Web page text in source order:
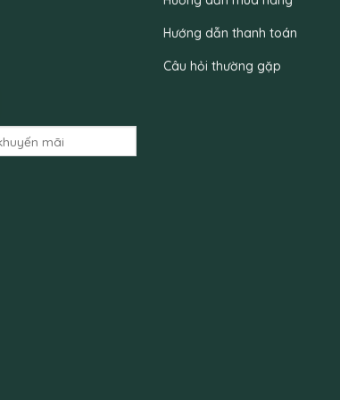
Hướng dẫn thanh toán
Câu hỏi thường gặp